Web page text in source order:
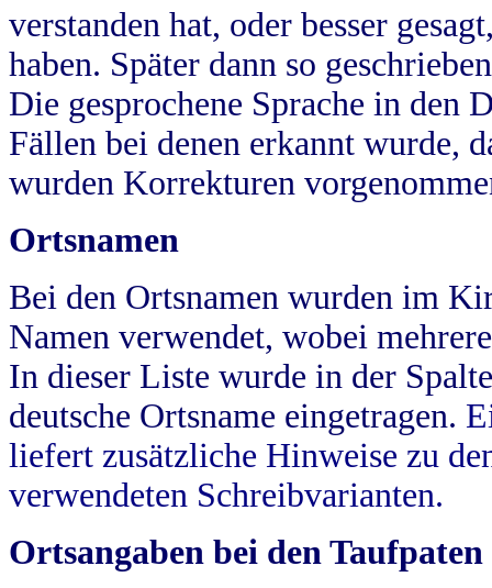
verstanden hat, oder besser
haben. Später dann so
Die gesprochene Sprache in
Fällen bei denen erkannt wurde,
wurden Korrekturen
Ortsnamen
Bei den Ortsnamen wurden im
Namen verwendet, wobei
In dieser Liste wurde in der
deutsche Ortsname eingetragen.
liefert zusätzliche Hinweise zu
verwendeten Schreibvarianten.
Ortsangaben bei den Taufpaten